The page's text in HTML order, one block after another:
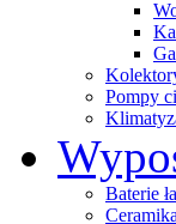
Pompy
Baterie